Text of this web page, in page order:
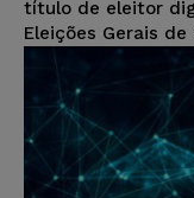
título de eleitor
Eleições Gerais de